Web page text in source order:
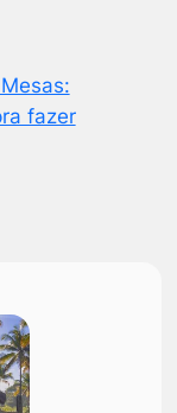
fazer